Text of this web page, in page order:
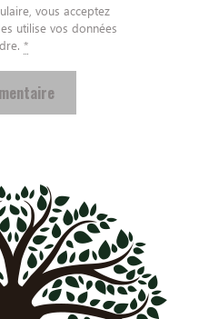
vous acceptez
utilise vos données
*